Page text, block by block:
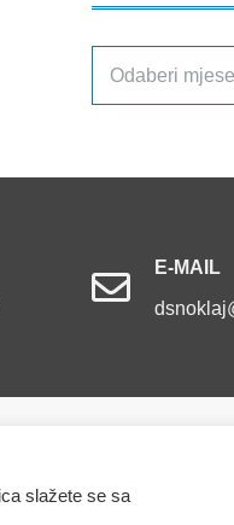
E-MAIL
slažete se sa